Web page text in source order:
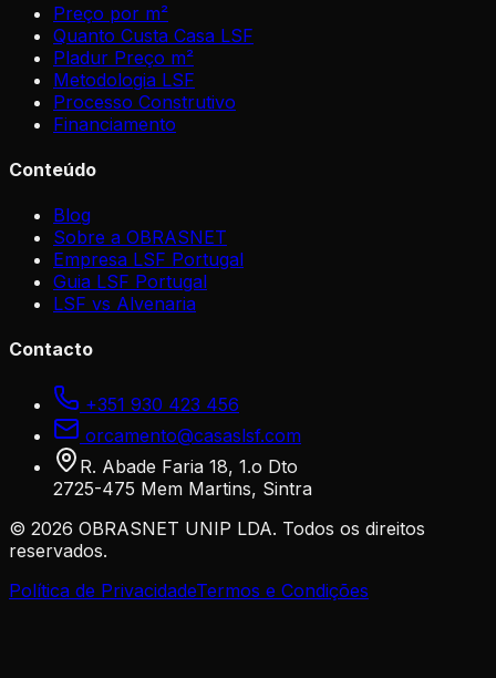
Preço por m²
Quanto Custa Casa LSF
Pladur Preço m²
Metodologia LSF
Processo Construtivo
Financiamento
Conteúdo
Blog
Sobre a OBRASNET
Empresa LSF Portugal
Guia LSF Portugal
LSF vs Alvenaria
Contacto
+351 930 423 456
orcamento@casaslsf.com
R. Abade Faria 18, 1.o Dto
2725-475 Mem Martins, Sintra
© 2026 OBRASNET UNIP LDA. Todos os direitos
reservados.
Política de PrivacidadeTermos e Condições